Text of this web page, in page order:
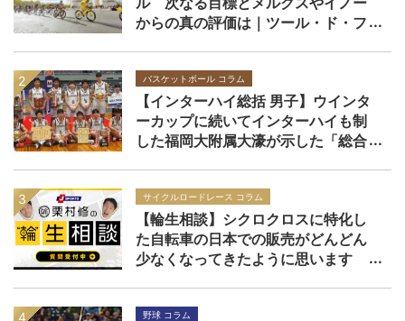
からの真の評価は｜ツール・ド・フ
バスケットボール コラム
【インターハイ総括 男子】ウインタ
ーカップに続いてインターハイも制
した福岡大附属大濠が示した「総合
サイクルロードレース コラム
【輪生相談】シクロクロスに特化し
た自転車の日本での販売がどんどん
少なくなってきたように思います
野球 コラム